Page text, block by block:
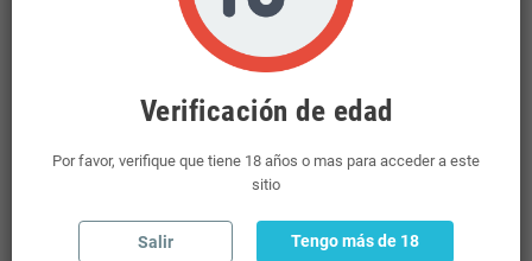
RON
Aceites y Vinagres
Verificación de edad
Por favor, verifique que tiene 18 años o mas para acceder a este
sitio
Salir Tengo más de 18